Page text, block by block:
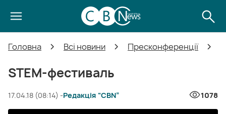
Головна Всі новини Пресконференції
STEM-фестиваль
17.04.18 (08:14) -Редакція “CBN” 1078